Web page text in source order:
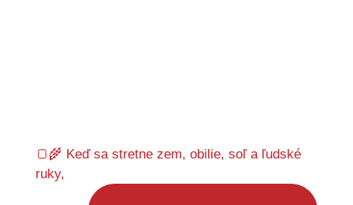
🍞🌾 Keď sa stretne zem, obilie, soľ a ľudské
ruky,